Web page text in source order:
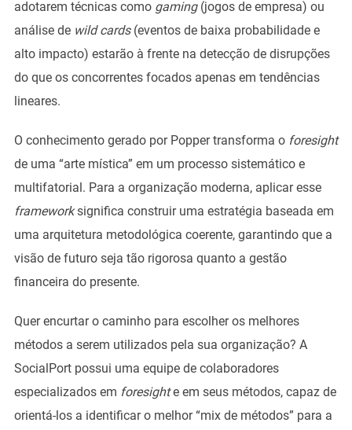
adotarem técnicas como gaming(jogos de empresa) ou
análise de wild cards(eventos de baixa probabilidade e
alto impacto) estarão à frente na detecção de disrupções
do que os concorrentes focados apenas em tendências
lineares.
O conhecimento gerado por Popper transforma o foresight
de uma “arte mística” em um processo sistemático e
multifatorial. Para a organização moderna, aplicar esse
frameworksignifica construir uma estratégia baseada em
uma arquitetura metodológica coerente, garantindo que a
visão de futuro seja tão rigorosa quanto a gestão
financeira do presente.
Quer encurtar o caminho para escolher os melhores
métodos a serem utilizados pela sua organização? A
SocialPort possui uma equipe de colaboradores
especializados em foresighte em seus métodos, capaz de
orientá-los a identificar o melhor “mix de métodos” para a